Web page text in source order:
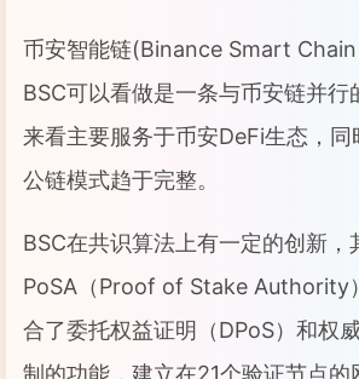
币安智能链(Binance Smart Chain
BSC可以看做是一条与币安链并行
来看主要服务于币安DeFi生态，同
公链模式趋于完整。
BSC在共识算法上有一定的创新，
PoSA（Proof of Stake Authority
合了委托权益证明（DPoS）和权
制的功能，建立在21个验证节点的